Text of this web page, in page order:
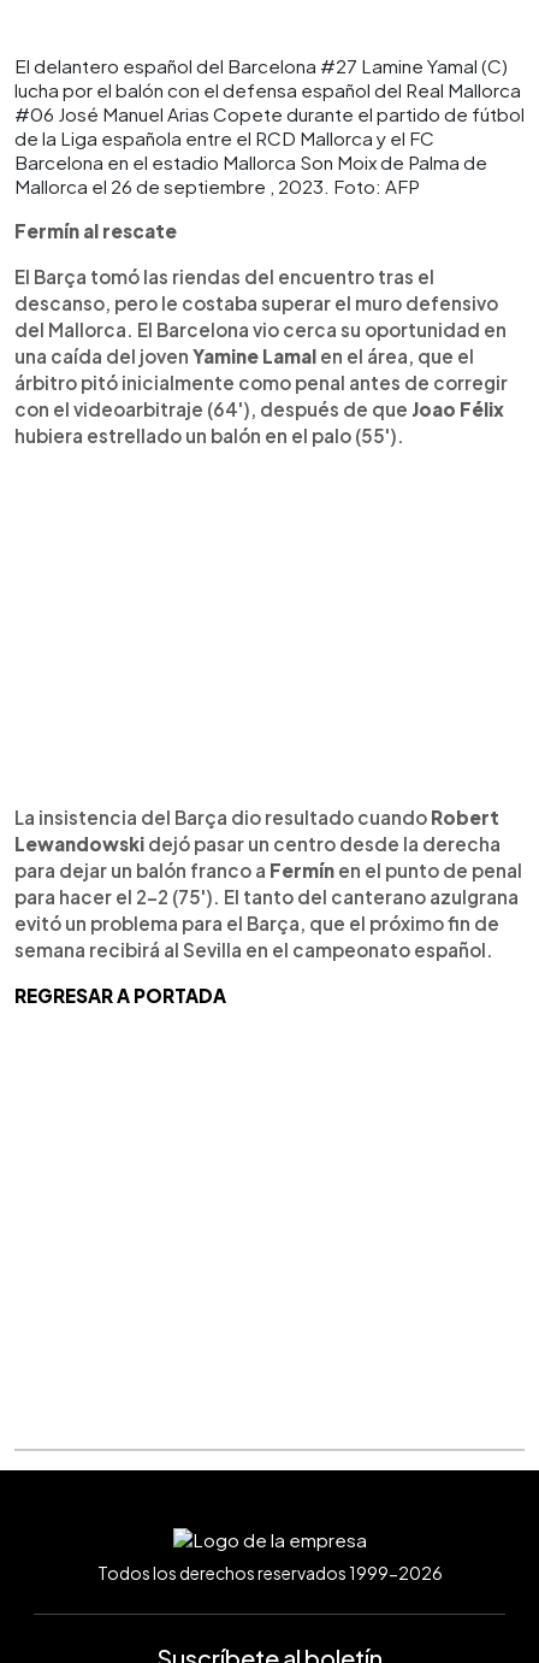
El delantero español del Barcelona #27 Lamine Yamal (C)
lucha por el balón con el defensa español del Real Mallorca
#06 José Manuel Arias Copete durante el partido de fútbol
de la Liga española entre el RCD Mallorca y el FC
Barcelona en el estadio Mallorca Son Moix de Palma de
Mallorca el 26 de septiembre , 2023. Foto: AFP
Fermín al rescate
El Barça tomó las riendas del encuentro tras el
descanso, pero le costaba superar el muro defensivo
del Mallorca. El Barcelona vio cerca su oportunidad en
una caída del joven Yamine Lamal en el área, que el
árbitro pitó inicialmente como penal antes de corregir
con el videoarbitraje (64'), después de que Joao Félix
hubiera estrellado un balón en el palo (55').
La insistencia del Barça dio resultado cuando Robert
Lewandowski dejó pasar un centro desde la derecha
para dejar un balón franco a Fermín en el punto de penal
para hacer el 2-2 (75'). El tanto del canterano azulgrana
evitó un problema para el Barça, que el próximo fin de
semana recibirá al Sevilla en el campeonato español.
REGRESAR A PORTADA
Todos los derechos reservados 1999-2026